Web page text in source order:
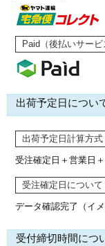
Paid（後払いサービ
出荷予定日につい
出荷予定日計算方式
受注確定日＋営業日
受注確定日について
データ確認完了（イ
受付締切時間につ